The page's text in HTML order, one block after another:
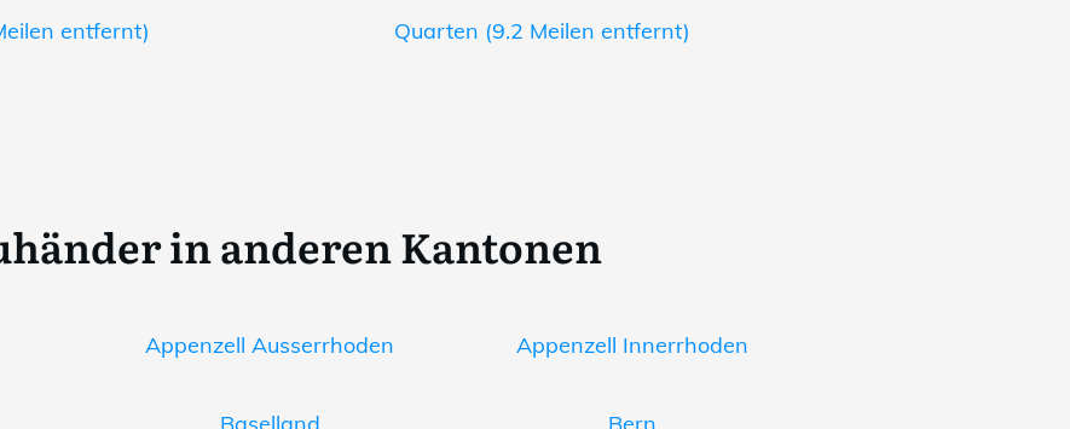
entfernt) Quarten (9.2 Meilen entfernt)
in anderen Kantonen
Appenzell Ausserrhoden Appenzell Innerrhoden